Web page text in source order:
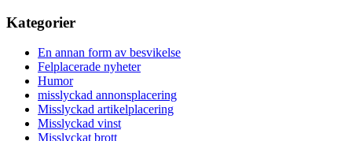
Kategorier
En annan form av besvikelse
Felplacerade nyheter
Humor
misslyckad annonsplacering
Misslyckad artikelplacering
Misslyckad vinst
Misslyckat brott